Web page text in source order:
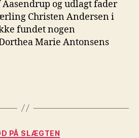
og udlagt fader
Christen Andersen i
fundet nogen
Marie Antonsens
Kategorier
PÅ SLÆGTEN